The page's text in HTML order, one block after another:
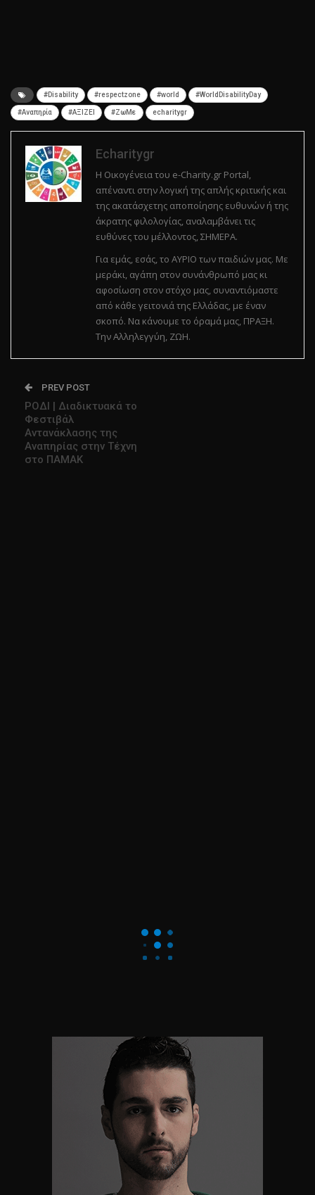
#Disability #respectzone #world #WorldDisabilityDay
#Αναπηρία #ΑΞΙΖΕΙ #ΖωΜε echaritygr
Echaritygr
Η Οικογένεια του e-Charity.gr Portal,
απέναντι στην λογική της απλής κριτικής και
της ακατάσχετης αποποίησης ευθυνών ή της
άκρατης φιλολογίας, αναλαμβάνει τις
ευθύνες του μέλλοντος, ΣΗΜΕΡΑ.
Για εμάς, εσάς, το ΑΥΡΙΟ των παιδιών μας. Με
μεράκι, αγάπη στον συνάνθρωπό μας κι
αφοσίωση στον στόχο μας, συναντιόμαστε
από κάθε γειτονιά της Ελλάδας, με έναν
σκοπό. Να κάνουμε το όραμά μας, ΠΡΑΞΗ.
Την Αλληλεγγύη, ΖΩΗ.
PREV POST
ΡΟΔΙ | Διαδικτυακά το
Φεστιβάλ
Αντανάκλασης της
Αναπηρίας στην Τέχνη
στο ΠΑΜΑΚ